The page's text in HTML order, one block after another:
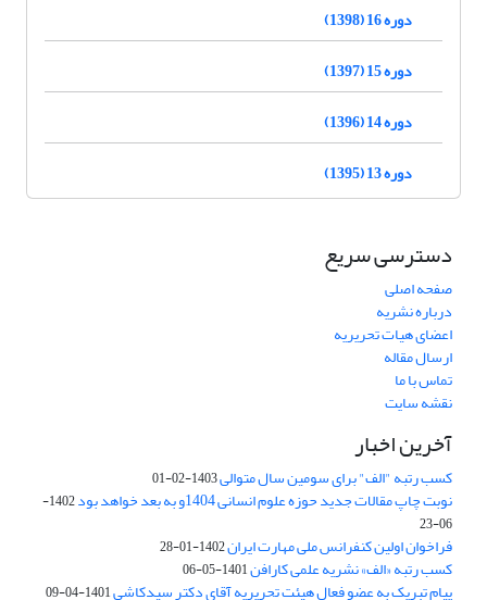
دوره 16 (1398)
دوره 15 (1397)
دوره 14 (1396)
دوره 13 (1395)
دسترسی سریع
صفحه اصلی
درباره نشریه
اعضای هیات تحریریه
ارسال مقاله
تماس با ما
نقشه سایت
آخرین اخبار
کسب رتبه "الف" برای سومین سال متوالی1403-02-01
نوبت چاپ مقالات جدید حوزه علوم انسانی 1404و به بعد خواهد بود
1402-
06-23
فراخوان اولین کنفرانس ملی مهارت ایران1402-01-28
کسب رتبه «الف» نشریه علمی کارافن1401-05-06
پیام تبریک به عضو فعال هیئت تحریریه آقای دکتر سیدکاشی1401-04-09